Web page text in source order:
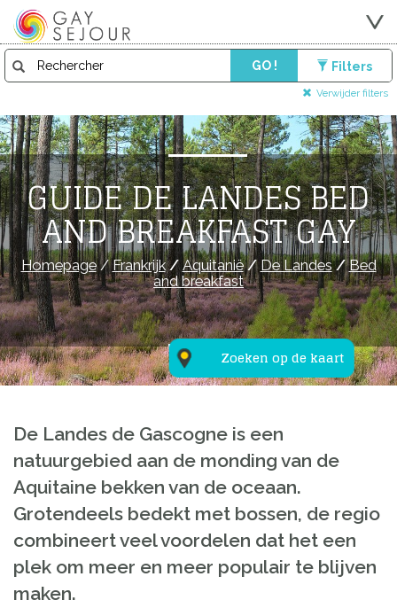
GO ! Filters
Verwijder filters
Zoeken op de kaart
GUIDE DE LANDES BED
AND BREAKFAST GAY
Homepage/Frankrijk/Aquitanië/ De Landes/Bed
and breakfast
De Landes de Gascogne is een
natuurgebied aan de monding van de
Aquitaine bekken van de oceaan.
Grotendeels bedekt met bossen, de regio
combineert veelvoordelen dat het een
plek om meer en meer populair te blijven
maken.